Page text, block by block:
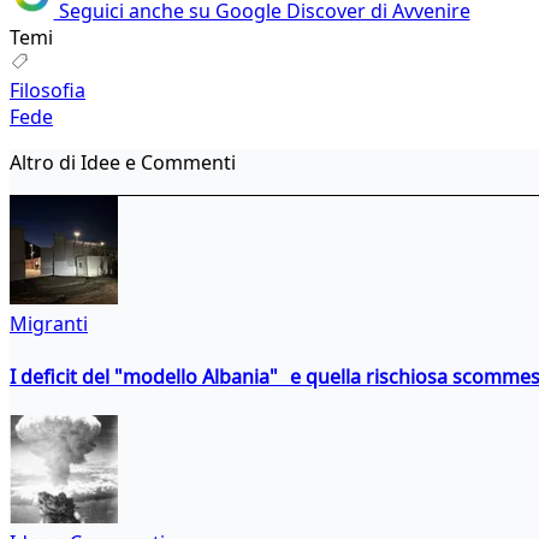
Seguici anche su Google Discover di Avvenire
Temi
Filosofia
Fede
Altro di Idee e Commenti
Migranti
I deficit del "modello Albania" e quella rischiosa